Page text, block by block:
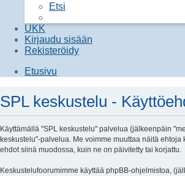
Etsi
UKK
Kirjaudu sisään
Rekisteröidy
Etusivu
SPL keskustelu -
Käyttämällä "SPL keskustelu" palvelua (jälkeenpäin
keskustelu"-palvelua. Me voimme muuttaa näitä
ehdot siinä muodossa, kuin ne on päivitetty tai korjattu.
Keskustelufoorumimme käyttää phpBB-ohjelmistoa,